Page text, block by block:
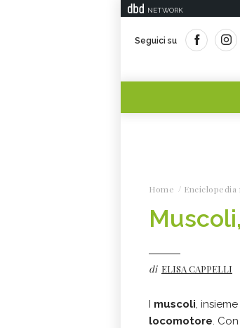
NETWORK
Seguici su
Home Enciclopedia
di ELISA CAPPELLI
I muscoli,
locomotore.